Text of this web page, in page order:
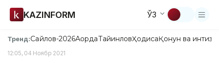
KAZINFORM ЎЗ
Тренд:Сайлов-2026АқордаТайинловҲодисаҚонун ва
12:05, 04 Ноябр 2021